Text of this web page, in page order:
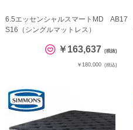
6.5エッセンシャルスマートMD AB17
S16（シングルマットレス）
￥163,637 (税抜)
￥180,000 (税込)